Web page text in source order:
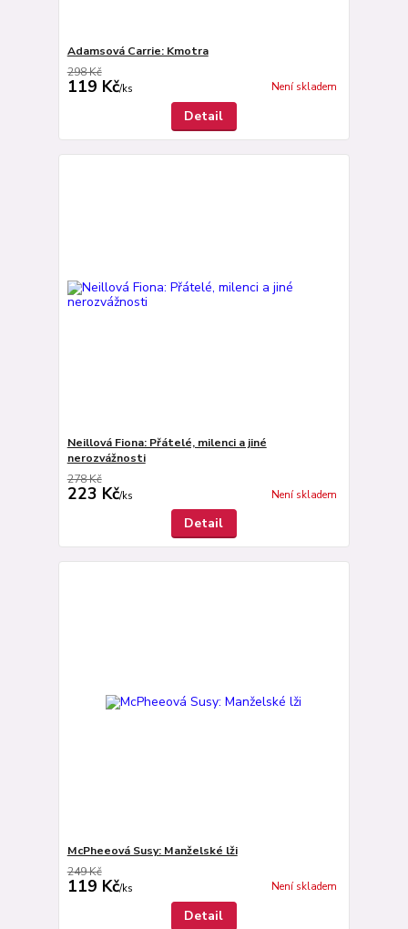
Adamsová Carrie: Kmotra
298 Kč
119 Kč/ks Není skladem
Detail
Neillová Fiona: Přátelé, milenci a jiné
nerozvážnosti
278 Kč
223 Kč/ks Není skladem
Detail
McPheeová Susy: Manželské lži
249 Kč
119 Kč/ks Není skladem
Detail